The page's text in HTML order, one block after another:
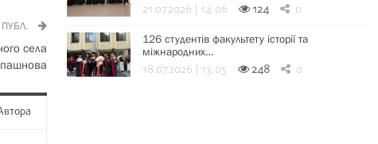
села
21.07.2026 | 14:06 124 0
126 студентів факультету історії та
міжнародних…
18.07.2026 | 13:05 248 0